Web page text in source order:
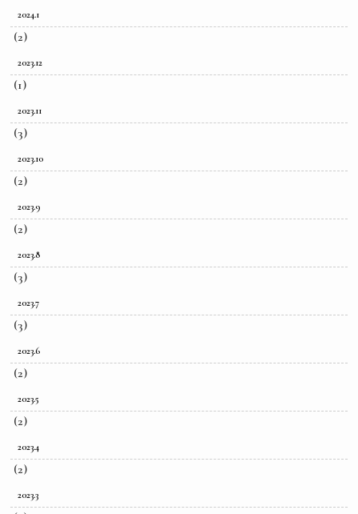
2024.1
(2)
2023.12
(1)
2023.11
(3)
2023.10
(2)
2023.9
(2)
2023.8
(3)
2023.7
(3)
2023.6
(2)
2023.5
(2)
2023.4
(2)
2023.3